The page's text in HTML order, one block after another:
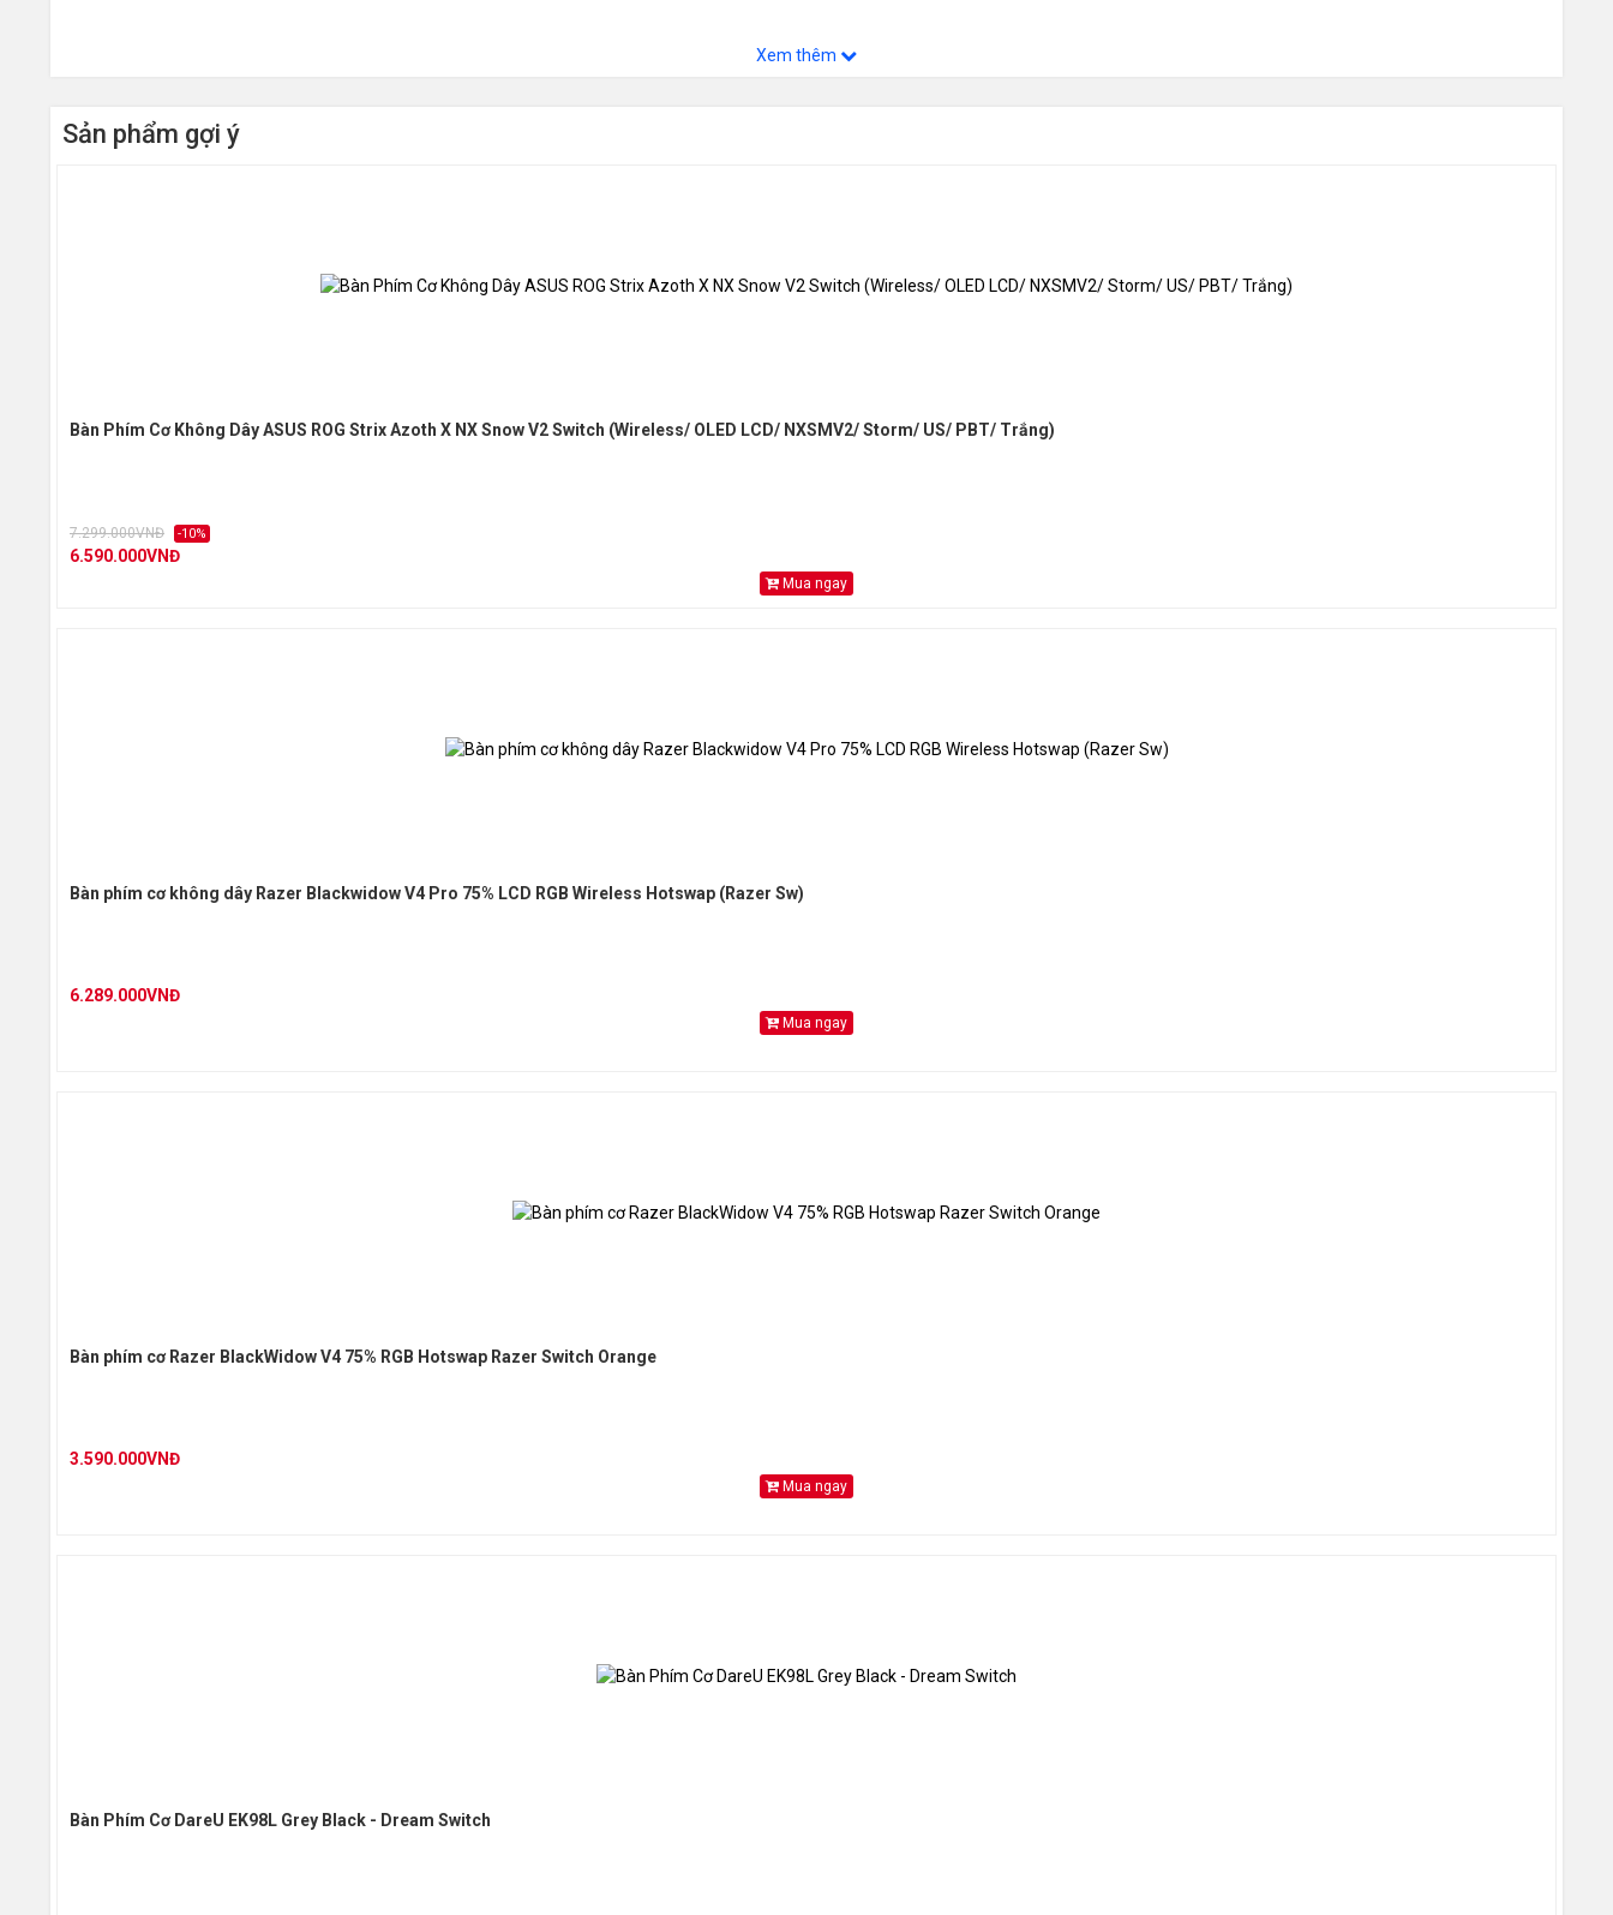
Xem thêm
Sản phẩm gợi ý
Bàn Phím Cơ Không Dây ASUS ROG Strix Azoth X NX Snow V2 Switch (Wireless/ OLED LCD/ NXSMV2/ Storm/ US/ PBT/ Trắng)
7.299.000VNĐ -10%
6.590.000VNĐ
Mua ngay
Bàn phím cơ không dây Razer Blackwidow V4 Pro 75% LCD RGB Wireless Hotswap (Razer Sw)
6.289.000VNĐ
Mua ngay
Bàn phím cơ Razer BlackWidow V4 75% RGB Hotswap Razer Switch Orange
3.590.000VNĐ
Mua ngay
Bàn Phím Cơ DareU EK98L Grey Black - Dream Switch